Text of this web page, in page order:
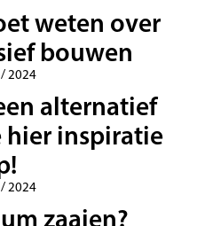
weten over
bouwen
2024
alternatief
hier inspiratie
2024
zaaien?